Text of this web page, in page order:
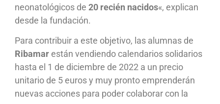
neonatológicos de 20 recién nacidos«, explican
desde la fundación.
Para contribuir a este objetivo, las alumnas de
Ribamar están vendiendo calendarios solidarios
hasta el 1 de diciembre de 2022 a un precio
unitario de 5 euros y muy pronto emprenderán
nuevas acciones para poder colaborar con la